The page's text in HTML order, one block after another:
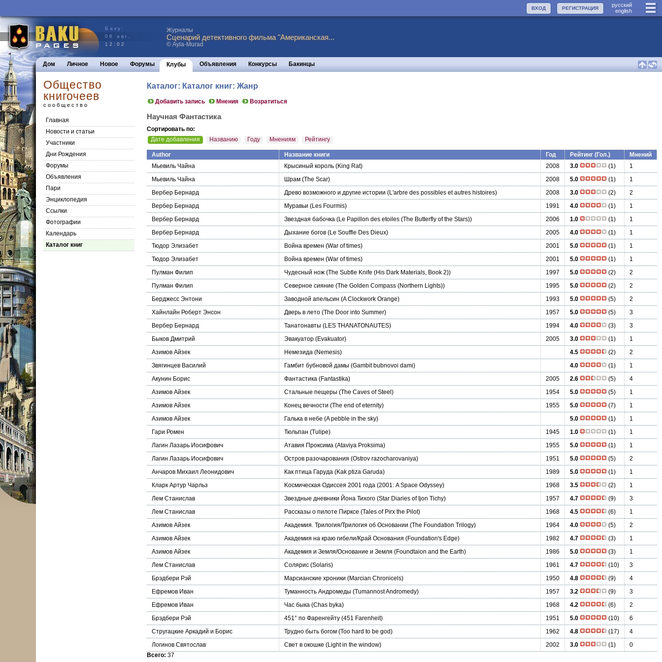
руccкий
english
РЕГИСТРАЦИЯ
ВХОД
Баку:
08 авг.
12:02
Журналы
Сценарий детективного фильма "Американская...
© Ayla-Murad
Дом Личное Новое Форумы Клубы Объявления Конкурсы Бакинцы
Общество
книгочеев
сообщество
Главная
Новости и статьи
Участники
Дни Рождения
Форумы
Объявления
Пари
Энциклопедия
Cсылки
Фотографии
Календарь
Каталог книг
Каталог: Каталог книг: Жанр
Добавить запись Мнения Возратиться
Научная Фантастика
Сортировать по:
Дате добавления
Названию Году Мнениям Рейтингу
Author Название книги Год Рейтинг (Гол.)
Мнений
Мьевиль Чайна
Крысиный король (King Rat) 2008 3.0 (1)
1
Мьевиль Чайна
Шрам (The Scar) 2008 5.0 (1)
1
Вербер Бернард
Древо возможного и другие истории (L'arbre des possibles et autres histoires) 2008 3.0 (2)
2
Вербер Бернард
Муравьи (Les Fourmis) 1991 4.0 (1)
1
Вербер Бернард
Звездная бабочка (Le Papillon des etoiles (The Butterfly of the Stars)) 2006 1.0 (1)
1
Вербер Бернард
Дыхание богов (Le Souffle Des Dieux) 2005 4.0 (1)
1
Тюдор Элизабет
Война времен (War of times) 2001 5.0 (1)
1
Тюдор Элизабет
Война времен (War of times) 2001 5.0 (1)
1
Пулман Филип
Чудесный нож (The Subtle Knife (His Dark Materials, Book 2)) 1997 5.0 (2)
2
Пулман Филип
Северное сияние (The Golden Compass (Northern Lights)) 1995 5.0 (2)
2
Берджесс Энтони
Заводной апельсин (A Clockwork Orange) 1993 5.0 (5)
2
Хайнлайн Роберт Энсон
Дверь в лето (The Door into Summer) 1957 5.0 (5)
3
Вербер Бернард
Танатонавты (LES THANATONAUTES) 1994 4.0 (3)
3
Быков Дмитрий
Эвакуатор (Evakuator) 2005 3.0 (1)
1
Азимов Айзек
Немезида (Nemesis) 4.5 (2)
2
Звягинцев Василий
Гамбит бубновой дамы (Gambit bubnovoi dami) 4.0 (1)
1
Акунин Борис
Фантастика (Fantastika) 2005 2.6 (5)
4
Азимов Айзек
Стальные пещеры (The Caves of Steel) 1954 5.0 (5)
1
Азимов Айзек
Конец вечности (The end of eternity) 1955 5.0 (7)
1
Азимов Айзек
Галька в небе (A pebble in the sky) 5.0 (1)
1
Гари Ромен
Тюльпан (Tulipe) 1945 1.0 (1)
1
Лагин Лазарь Иосифович
Атавия Проксима (Ataviya Proksima) 1955 5.0 (1)
1
Лагин Лазарь Иосифович
Остров разочарования (Ostrov razocharovaniya) 1951 5.0 (5)
2
Анчаров Михаил Леонидович
Как птица Гаруда (Kak ptiza Garuda) 1989 5.0 (1)
1
Кларк Артур Чарльз
Kосмическая Одиссея 2001 года (2001: A Space Odyssey) 1968 3.5 (2)
1
Лем Станислав
Звездные дневники Йона Тихого (Star Diaries of Ijon Tichy) 1957 4.7 (9)
3
Лем Станислав
Рассказы о пилоте Пирксе (Tales of Pirx the Pilot) 1968 4.5 (6)
1
Азимов Айзек
Академия. Трилогия/Трилогия об Основании (The Foundation Trilogy) 1964 4.0 (5)
2
Азимов Айзек
Академия на краю гибели/Край Основания (Foundation's Edge) 1982 4.7 (3)
1
Азимов Айзек
Академия и Земля/Основание и Земля (Foundtaion and the Earth) 1986 5.0 (3)
1
Лем Станислав
Солярис (Solaris) 1961 4.7 (10)
3
Брэдбери Рэй
Марсианские хроники (Marcian Chronicels) 1950 4.8 (9)
4
Ефремов Иван
Туманность Андромеды (Tumannost Andromedy) 1957 3.2 (9)
3
Ефремов Иван
Час быка (Chas byka) 1968 4.2 (6)
2
Брэдбери Рэй
451° по Фаренгейту (451 Farenheit) 1951 5.0 (10)
6
Стругацкие Аркадий и Борис
Трудно быть богом (Too hard to be god) 1962 4.8 (17)
4
Логинов Святослав
Свет в окошке (Light in the window) 2002 3.0 (1)
0
Всего: 37